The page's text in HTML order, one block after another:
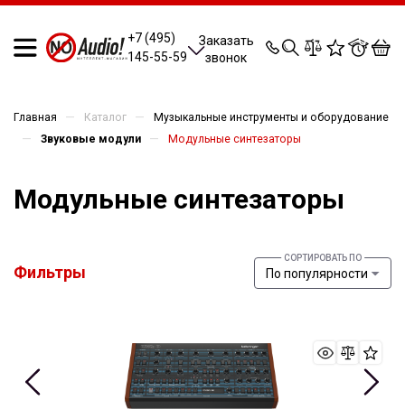
+7 (495)
145-55-59
Заказать
звонок
0 0 0 0
Главная — Каталог — Музыкальные инструменты и оборудование
— Звуковые модули — Модульные синтезаторы
Модульные синтезаторы
Фильтры По популярности